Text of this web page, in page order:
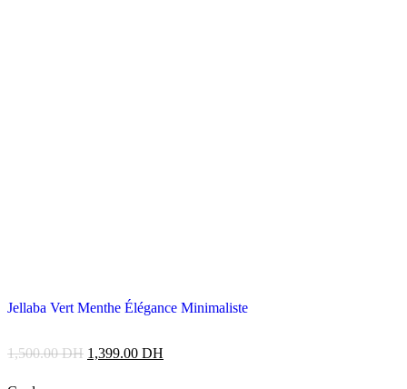
Jellaba Vert Menthe Élégance Minimaliste
1,500.00DH 1,399.00 DH